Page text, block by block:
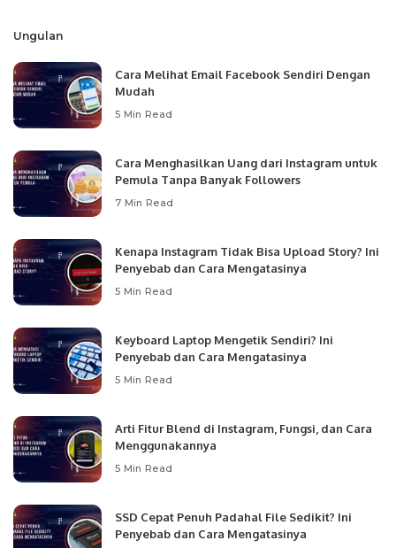
Ungulan
Cara Melihat Email Facebook Sendiri Dengan
Mudah
5 Min Read
Cara Menghasilkan Uang dari Instagram untuk
Pemula Tanpa Banyak Followers
7 Min Read
Kenapa Instagram Tidak Bisa Upload Story? Ini
Penyebab dan Cara Mengatasinya
5 Min Read
Keyboard Laptop Mengetik Sendiri? Ini
Penyebab dan Cara Mengatasinya
5 Min Read
Arti Fitur Blend di Instagram, Fungsi, dan Cara
Menggunakannya
5 Min Read
SSD Cepat Penuh Padahal File Sedikit? Ini
Penyebab dan Cara Mengatasinya